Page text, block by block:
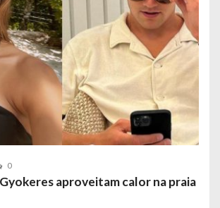
0
aproveitam calor na praia